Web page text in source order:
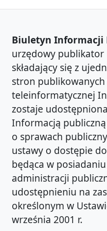
Biuletyn Informacji
urzędowy
składający się z
stron publikowanych
teleinformatycznej
zostaje
Informacją
o sprawach
ustawy o dostępie
będąca w
administracji
udostępnieniu na
określonym w
września 2001 r.